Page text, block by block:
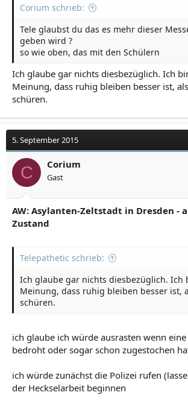
Corium schrieb:
Tele glaubst du das es mehr dieser
geben wird ?
so wie oben, das mit den Schülern
Ich glaube gar nichts diesbezüglich. Ich
Meinung, dass ruhig bleiben besser ist,
schüren.
5. September 2015
C Corium
Gast
AW: Asylanten-Zeltstadt in Dresden -
Zustand
Telepathetic schrieb:
Ich glaube gar nichts diesbezüglich. Ich
Meinung, dass ruhig bleiben besser ist,
schüren.
ich glaube ich würde ausrasten wenn
bedroht oder sogar schon zugestochen
ich würde zunächst die Polizei rufen
der Heckselarbeit beginnen